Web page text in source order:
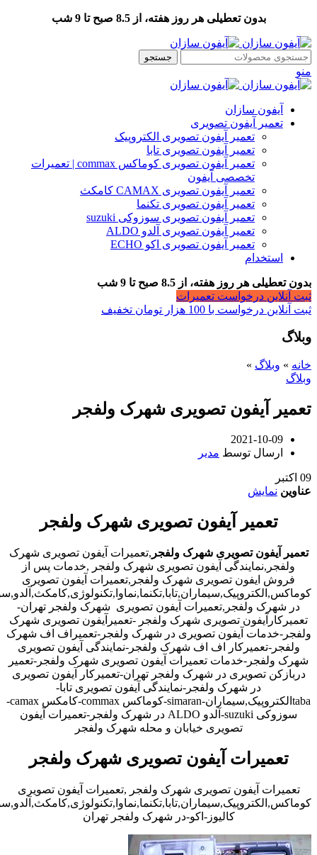
بدون تعطیلی هر روز هفته، از 8.5 صبح تا 9 شب
جستجو
منو
آیفون سازان
تعمیر آیفون تصویری
تعمیر آیفون تصویری الکتروپیک
تعمیر آیفون تصویری تابا
تعمیر آیفون تصویری کوماکس commax | تعمیرات
تخصصی آیفون
تعمیر آیفون تصویری CAMAX کامکث
تعمیر آیفون تصویری تکنما
تعمیر آیفون تصویری سوزوکی suzuki
تعمیر آیفون تصویری آلدو ALDO
تعمیر آیفون تصویری اکو ECHO
استخدام
بدون تعطیلی هر روز هفته، از 8.5 صبح تا 9 شب
ثبت آنلاین درخواست تعمیرات
ثبت آنلاین درخواست با 100 هزار تومان تخفیف
وبلاگ
خانه » وبلاگ »
وبلاگ
تعمیر آیفون تصویری شهرک ولفجر
2021-10-09
ارسال توسط مدیر
09 اکتبر
عناوین نمایش
تعمیر آیفون تصویری شهرک ولفجر
تعمیر آیفون تصویری شهرک ولفجر ,تعمیرات آیفون تصویری شهرک
ولفجر,نمایندگی آیفون تصویری شهرک ولفجر ,خدمات پس از
فروش ایفون تصویری شهرک ولفجر,تعمیرات آیفون تصویری
در شهرک ولفجر,تعمیرات آیفون تصویری شهرک ولفجر تهران-
تعمیرکارآیفون تصویری شهرک ولفجر -تعمیرآیفون تصویری شهرک
ولفجر-خدمات آیفون تصویری در شهرک ولفجر-تعمیراف اف شهرک
ولفجر-تعمیرکار اف اف شهرک ولفجر-نمایندگی آیفون تصویری
شهرک ولفجر-خدمات تعمیرات آیفون تصویری شهرک ولفجر-تعمیر
دربازکن تصویری در شهرک ولفجر تهران-تعمیرکار آیفون تصویری
در شهرک ولفجر-نمایندگی آیفون تصویری تابا-
tabaالکتروپیک,سیماران-simaran-کوماکس commax-کامکس camax-
سوزوکی suzuki-آلدو ALDO در شهرک ولفجر-تعمیرات آیفون
تصویری خیابان و محله شهرک ولفجر
تعمیرات آیفون تصویری شهرک ولفجر
تعمیرات آیفون تصویری شهرک ولفجر ,تعمیرات آیفون تصویری
کالیوز-اکو-در شهرک ولفجر تهران